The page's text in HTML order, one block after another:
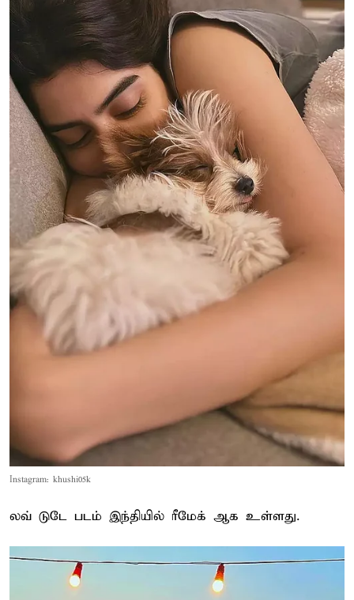
Instagram: khushi05k
லவ் டுடே படம் இந்தியில் ரீமேக் ஆக உள்ளது.